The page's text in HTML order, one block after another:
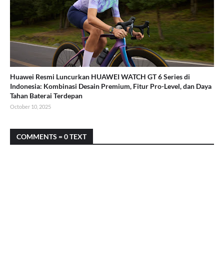
Huawei Resmi Luncurkan HUAWEI WATCH GT 6 Series di
Indonesia: Kombinasi Desain Premium, Fitur Pro-Level, dan Daya
Tahan Baterai Terdepan
October 10, 2025
COMMENTS = 0 TEXT